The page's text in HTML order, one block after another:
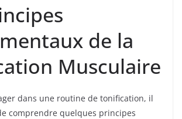
de la
Musculaire
dans une routine de tonification, il
comprendre quelques principes